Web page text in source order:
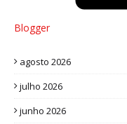
Blogger
agosto 2026
julho 2026
junho 2026